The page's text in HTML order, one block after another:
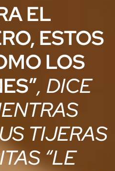
EL
ESTOS
LOS
, DICE
TIJERAS
“LE